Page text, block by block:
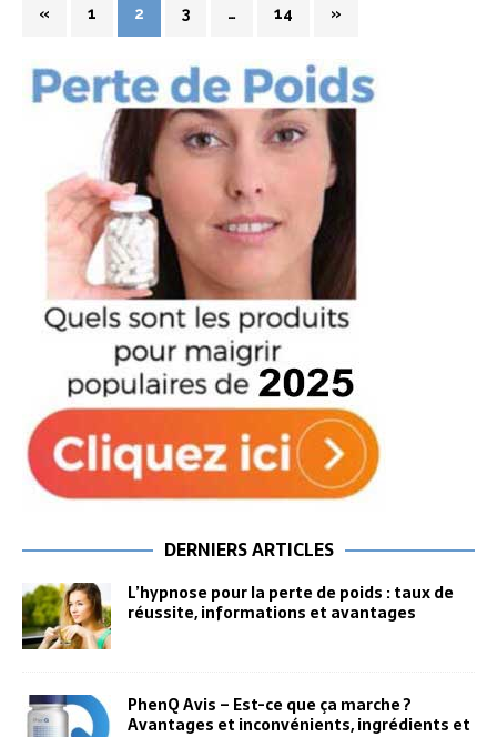
« 1 2 3 … 14 »
DERNIERS ARTICLES
L’hypnose pour la perte de poids : taux de
réussite, informations et avantages
PhenQ Avis – Est-ce que ça marche ?
Avantages et inconvénients, ingrédients et